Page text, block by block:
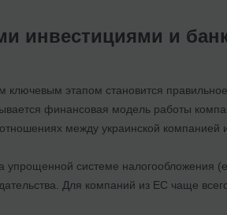
инвестициями и
этапом становится правильное
финансовая модель работы
между украинской
системе налогообложения
Для компаний из ЕС чаще